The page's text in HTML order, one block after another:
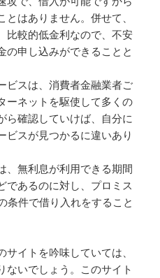
はありません。併せて、
比較的低金利なので、不安
の申し込みができることと
ビスは、消費者金融業者ご
ーネットを駆使して多くの
ら確認していけば、自分に
ビスが見つかるに違いあり
、無利息が利用できる期間
であるのに対し、プロミス
条件で借り入れをすること
イトを吟味していては、
ないでしょう。このサイト